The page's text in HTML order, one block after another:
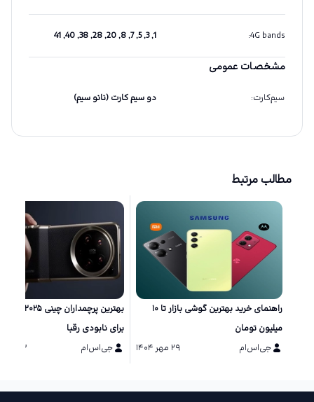
4G bands
:
1, 3, 5, 7, 8, 20, 28, 38, 40, 41
مشخصات عمومی
سیم‌کارت: دو سیم کارت (نانو سیم)
مطالب مرتبط
راهنمای خرید بهترین گوشی بازار تا ۱۰
میلیون تومان
جی‌اس‌ام
۲۹ مهر ۱۴۰۴
برای نابودی رقبا
جی‌اس‌ام
۱۳ مرداد ۱۴۰۴